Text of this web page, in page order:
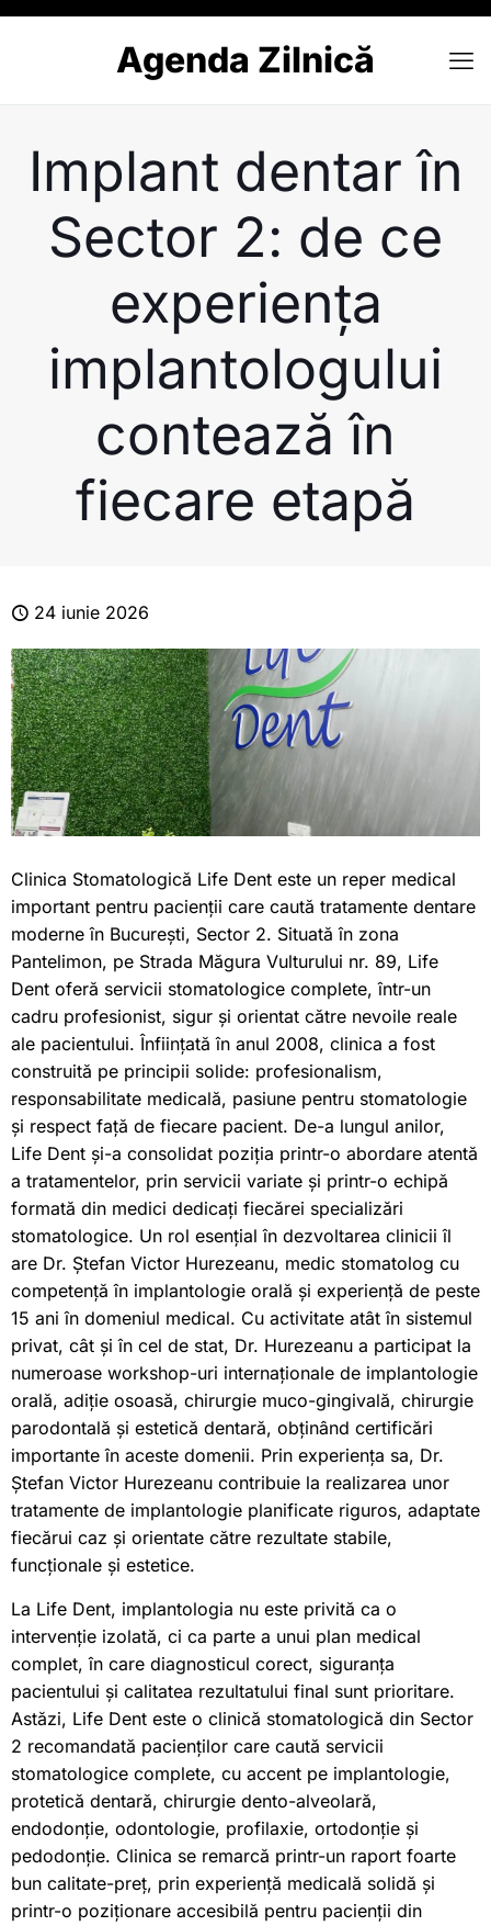
Agenda Zilnică
Implant dentar în
Sector 2: de ce
experiența
implantologului
contează în
fiecare etapă
24 iunie 2026
Clinica Stomatologică Life Dent este un reper medical
important pentru pacienții care caută tratamente dentare
moderne în București, Sector 2. Situată în zona
Pantelimon, pe Strada Măgura Vulturului nr. 89, Life
Dent oferă servicii stomatologice complete, într-un
cadru profesionist, sigur și orientat către nevoile reale
ale pacientului. Înființată în anul 2008, clinica a fost
construită pe principii solide: profesionalism,
responsabilitate medicală, pasiune pentru stomatologie
și respect față de fiecare pacient. De-a lungul anilor,
Life Dent și-a consolidat poziția printr-o abordare atentă
a tratamentelor, prin servicii variate și printr-o echipă
formată din medici dedicați fiecărei specializări
stomatologice. Un rol esențial în dezvoltarea clinicii îl
are Dr. Ștefan Victor Hurezeanu, medic stomatolog cu
competență în implantologie orală și experiență de peste
15 ani în domeniul medical. Cu activitate atât în sistemul
privat, cât și în cel de stat, Dr. Hurezeanu a participat la
numeroase workshop-uri internaționale de implantologie
orală, adiție osoasă, chirurgie muco-gingivală, chirurgie
parodontală și estetică dentară, obținând certificări
importante în aceste domenii. Prin experiența sa, Dr.
Ștefan Victor Hurezeanu contribuie la realizarea unor
tratamente de implantologie planificate riguros, adaptate
fiecărui caz și orientate către rezultate stabile,
funcționale și estetice.
La Life Dent, implantologia nu este privită ca o
intervenție izolată, ci ca parte a unui plan medical
complet, în care diagnosticul corect, siguranța
pacientului și calitatea rezultatului final sunt prioritare.
Astăzi, Life Dent este o clinică stomatologică din Sector
2 recomandată pacienților care caută servicii
stomatologice complete, cu accent pe implantologie,
protetică dentară, chirurgie dento-alveolară,
endodonție, odontologie, profilaxie, ortodonție și
pedodonție. Clinica se remarcă printr-un raport foarte
bun calitate-preț, prin experiență medicală solidă și
printr-o poziționare accesibilă pentru pacienții din